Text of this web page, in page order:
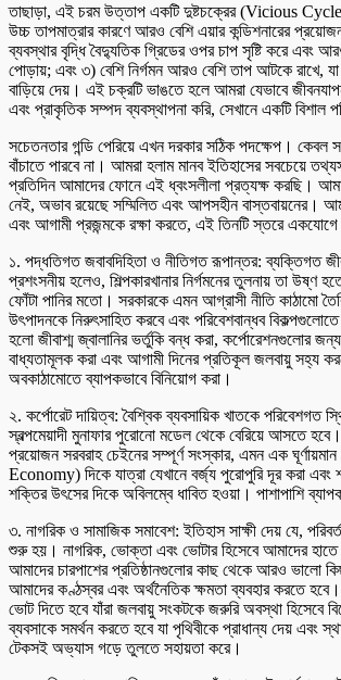
তাছাড়া, এই চরম উত্তাপ একটি দুষ্টচক্রের (Vicious
উচ্চ তাপমাত্রার কারণে আরও বেশি এয়ার কন্ডিশনারের
ব্যবস্থার বৃদ্ধি বৈদ্যুতিক গ্রিডের ওপর চাপ সৃষ্টি করে এবং
পোড়ায়; এবং ৩) বেশি নির্গমন আরও বেশি তাপ আটকে রাখে,
বাড়িয়ে দেয়। এই চক্রটি ভাঙতে হলে আমরা যেভাবে
এবং প্রাকৃতিক সম্পদ ব্যবস্থাপনা করি, সেখানে একটি বিশাল
সচেতনতার গন্ডি পেরিয়ে এখন দরকার সঠিক পদক্ষেপ।
বাঁচাতে পারবে না। আমরা হলাম মানব ইতিহাসের সবচেয়ে
প্রতিদিন আমাদের ফোনে এই ধ্বংসলীলা প্রত্যক্ষ করছি।
নেই, অভাব রয়েছে সম্মিলিত এবং আপসহীন বাস্তবায়নের।
এবং আগামী প্রজন্মকে রক্ষা করতে, এই তিনটি স্তরে
১. পদ্ধতিগত জবাবদিহিতা ও নীতিগত রূপান্তর: ব্যক্তিগত
প্রশংসনীয় হলেও, শিল্পকারখানার নির্গমনের তুলনায় তা উষ্ণ
ফোঁটা পানির মতো। সরকারকে এমন আগ্রাসী নীতি কাঠামো
উৎপাদনকে নিরুৎসাহিত করবে এবং পরিবেশবান্ধব
হলো জীবাশ্ম জ্বালানির ভর্তুকি বন্ধ করা, কর্পোরেশনগুলোর
বাধ্যতামূলক করা এবং আগামী দিনের প্রতিকূল জলবায়ু সহ্য
অবকাঠামোতে ব্যাপকভাবে বিনিয়োগ করা।
২. কর্পোরেট দায়িত্ব: বৈশ্বিক ব্যবসায়িক খাতকে পরিবেশগত
স্বল্পমেয়াদী মুনাফার পুরোনো মডেল থেকে বেরিয়ে আসতে
প্রয়োজন সরবরাহ চেইনের সম্পূর্ণ সংস্কার, এমন এক
Economy) দিকে যাত্রা যেখানে বর্জ্য পুরোপুরি দূর করা
শক্তির উৎসের দিকে অবিলম্বে ধাবিত হওয়া। পাশাপাশি
৩. নাগরিক ও সামাজিক সমাবেশ: ইতিহাস সাক্ষী দেয় যে,
শুরু হয়। নাগরিক, ভোক্তা এবং ভোটার হিসেবে আমাদের হাতে
আমাদের চারপাশের প্রতিষ্ঠানগুলোর কাছ থেকে আরও ভালো
আমাদের কণ্ঠস্বর এবং অর্থনৈতিক ক্ষমতা ব্যবহার করতে
ভোট দিতে হবে যাঁরা জলবায়ু সংকটকে জরুরি অবস্থা হিসেবে
ব্যবসাকে সমর্থন করতে হবে যা পৃথিবীকে প্রাধান্য দেয় এবং
টেকসই অভ্যাস গড়ে তুলতে সহায়তা করে।